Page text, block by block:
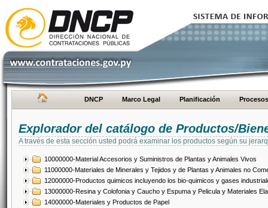
DNCP Marco Legal Planificación Procesos
Explorador del catálogo de Productos/
A través de esta sección usted podrá examinar los productos según su
10000000-Material Accesorios y Suministros de Plantas y Animales Vivos
11000000-Materiales de Minerales y Tejidos y de Plantas y Animales no
12000000-Productos quimicos incluyendo los bio-quimicos y gases
13000000-Resina y Colofonia y Caucho y Espuma y Pelicula y Materiales
14000000-Materiales y Productos de Papel